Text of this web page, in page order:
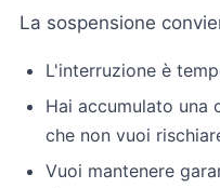
La sospensione
L'interruzione è
Hai accumulato una
che non vuoi
Vuoi mantenere